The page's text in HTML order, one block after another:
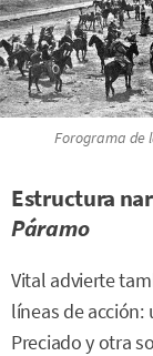
Forograma de
Estructura
Páramo
Vital advierte
líneas de
Preciado y otra